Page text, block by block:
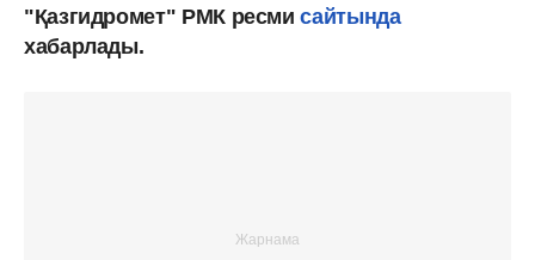
"Қазгидромет" РМК ресмисайтында
хабарлады.